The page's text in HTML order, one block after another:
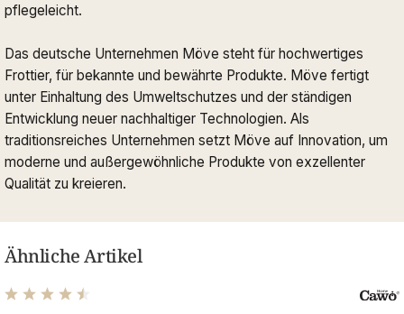
pflegeleicht.
Das deutsche Unternehmen Möve steht für hochwertiges
Frottier, für bekannte und bewährte Produkte. Möve fertigt
unter Einhaltung des Umweltschutzes und der ständigen
Entwicklung neuer nachhaltiger Technologien. Als
traditionsreiches Unternehmen setzt Möve auf Innovation, um
moderne und außergewöhnliche Produkte von exzellenter
Qualität zu kreieren.
Ähnliche Artikel